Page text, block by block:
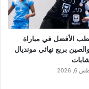
الأفضل في مباراة
بربع نهائي مونديال
2026